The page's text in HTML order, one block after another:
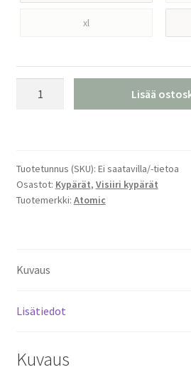
xl
HD
PHOTO
Lisää
Tuotetunnus (SKU): Ei saatavilla/-tietoa
Osastot: Kypärät, Visiiri kypärät
Tuotemerkki: Atomic
Kuvaus
Lisätiedot
Kuvaus